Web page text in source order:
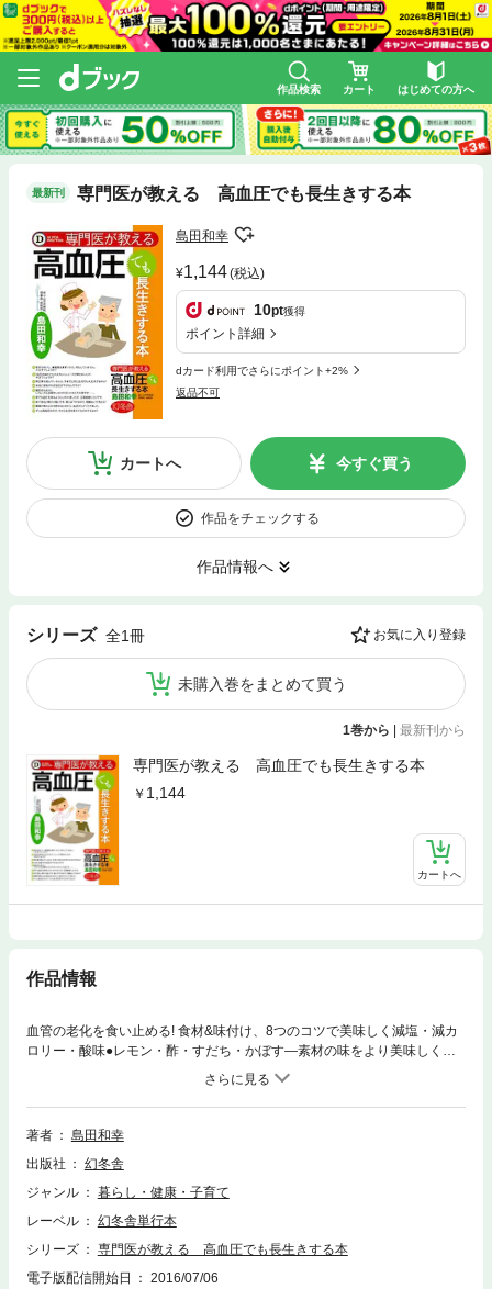
作品検索 カート はじめての方へ
最新刊 専門医が教える 高血圧でも長生きする本
島田和幸
1,144(税込)
10pt獲得
ポイント詳細
dカード利用でさらにポイント+2%
返品不可
カートへ 今すぐ買う
作品をチェックする
作品情報へ
シリーズ 全1冊 お気に入り登録
未購入巻をまとめて買う
1巻から | 最新刊から
専門医が教える 高血圧でも長生きする本
1,144
カートへ
作品情報
血管の老化を食い止める! 食材&味付け、8つのコツで美味しく減塩・減カ
ロリー・酸味●レモン・酢・すだち・かぼす―素材の味をより美味しく・
スパイス・香味野菜●しょうが・にんにく・とうがらし・ごま―味と香り
が料理のアクセントに・うまみ●かつおぶし・こんぶ―塩分なしでもおい
しい天然だし・大豆・大豆製品●油揚げ・納豆・豆腐―血圧調整に役立つ
良質なたんぱく源・青魚●いわし・ぶり・あじ―動脈硬化防止の強い味
い・果物●バナナ・りんご・みかん―デザートで塩分排出ができる・きの
こ・海藻●しいたけ・えのきだけ・わかめ―低カロリーでもおなかいっぱ
著者
島田和幸
出版社
幻冬舎
ジャンル
暮らし・健康・子育て
レーベル
幻冬舎単行本
シリーズ
専門医が教える 高血圧でも長生きする本
電子版配信開始日
2016/07/06